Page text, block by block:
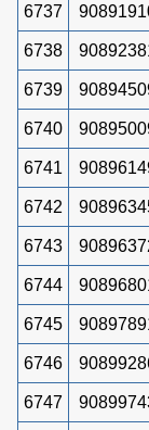
6737
6738
6739
6740
6741
6742
6743
6744
6745
6746
6747